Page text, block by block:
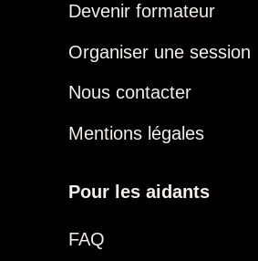
Devenir formateur
Organiser une session
Nous contacter
Mentions légales
Pour les aidants
FAQ